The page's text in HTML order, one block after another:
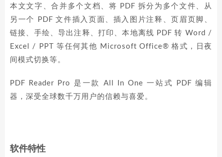
本文文字、合并多个文档、将 PDF 拆分为多个文件、从
另一个 PDF 文件插入页面、插入图片注释、页眉页脚、
链接、手绘、导出注释、打印、本地离线 PDF 转 Word /
Excel / PPT 等任何其他 Microsoft Office® 格式，日夜
间模式切换等。
PDF Reader Pro 是一款 All In One 一站式 PDF 编辑
器，深受全球数千万用户的信赖与喜爱。
软件特性